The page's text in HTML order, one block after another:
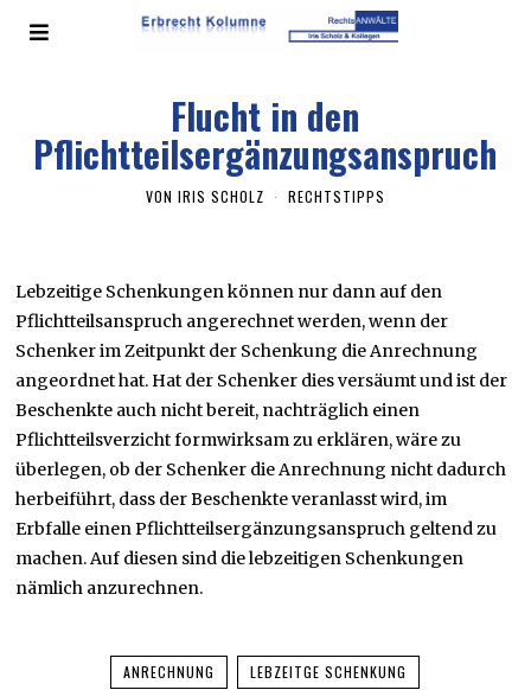
Flucht in den
Pflichtteilsergänzungsanspruch
VON IRIS SCHOLZ RECHTSTIPPS
Lebzeitige Schenkungen können nur dann auf den
Pflichtteilsanspruch angerechnet werden, wenn der
Schenker im Zeitpunkt der Schenkung die Anrechnung
angeordnet hat. Hat der Schenker dies versäumt und ist der
Beschenkte auch nicht bereit, nachträglich einen
Pflichtteilsverzicht formwirksam zu erklären, wäre zu
überlegen, ob der Schenker die Anrechnung nicht dadurch
herbeiführt, dass der Beschenkte veranlasst wird, im
Erbfalle einen Pflichtteilsergänzungsanspruch geltend zu
machen. Auf diesen sind die lebzeitigen Schenkungen
nämlich anzurechnen.
ANRECHNUNG
LEBZEITGE SCHENKUNG